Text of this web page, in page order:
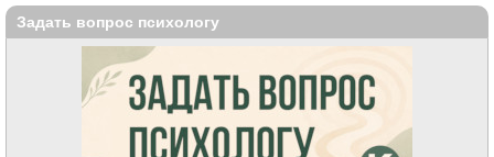
Задать вопрос психологу